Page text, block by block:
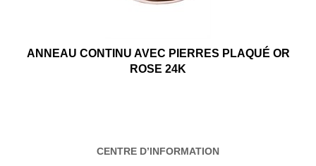
ANNEAU CONTINU AVEC PIERRES PLAQUÉ OR
ROSE 24K
CENTRE D’INFORMATION